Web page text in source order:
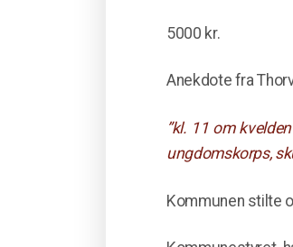
5000 kr.
Anekdote fra
”kl. 11 om
ungdomskorps,
Kommunen stilte